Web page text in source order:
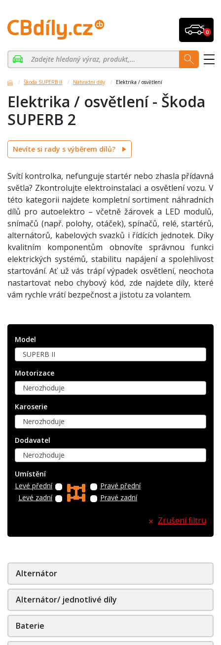
0
Škoda SUPERB II Náhradní díly Elektrika / osvětlení
Elektrika / osvětlení - Škoda
SUPERB 2
Nevíte si rady s výběrem dílů?
Svítí kontrolka, nefunguje startér nebo zhasla přídavná
světla? Zkontrolujte elektroinstalaci a osvětlení vozu. V
této kategorii najdete kompletní sortiment náhradních
dílů pro autoelektro – včetně žárovek a LED modulů,
snímačů (např. polohy, otáček), spínačů, relé, startérů,
alternátorů, kabelových svazků i řídících jednotek. Díky
kvalitním komponentům obnovíte správnou funkci
elektrických systémů, stabilitu napájení a spolehlivost
startování. Ať už vás trápí výpadek osvětlení, neochota
nastartovat nebo chybový kód, zde najdete díly, které
vám rychle vrátí bezpečnost a jistotu za volantem.
Model
SUPERB II
Motorizace
Nerozhoduje
Karoserie
Nerozhoduje
Dodavatel
Nerozhoduje
Umístění
Levé přední
Levé zadní
Pravé přední
Pravé zadní
Zrušení filtru
Alternátor
Alternátor/ jednotlivé díly
Baterie